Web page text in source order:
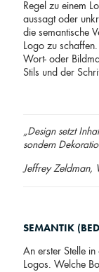
Regel zu einem
aussagt oder
die semantische
Logo zu
Wort- oder
Stils und der
„Design setzt
sondern
Jeffrey Zeldman,
SEMANTIK
An erster Stelle in
Logos. Welche